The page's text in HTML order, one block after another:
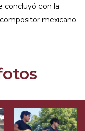
concluyó con la
mexicano